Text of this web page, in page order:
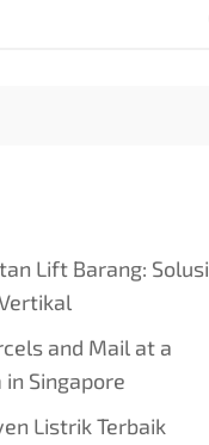
Lift Barang: Solusi
and Mail at a
in Singapore
Listrik Terbaik